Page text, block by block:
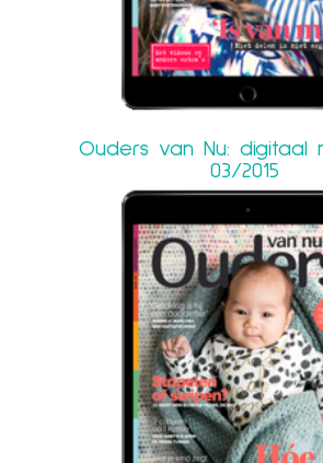
Ouders van Nu: digitaal
03/2015